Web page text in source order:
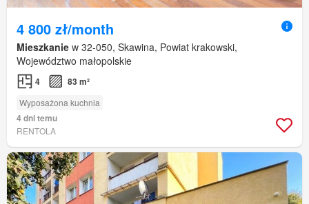
4 800 zł/month
Mieszkanie w 32-050, Skawina, Powiat krakowski,
Województwo małopolskie
4 83 m²
Wyposażona kuchnia
4 dni temu
RENTOLA